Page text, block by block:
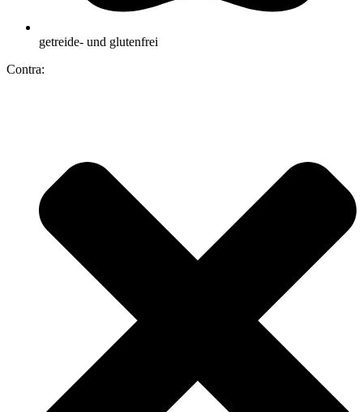
getreide- und glutenfrei
Contra: